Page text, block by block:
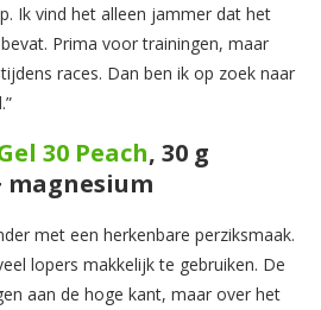
Ik vind het alleen jammer dat het
Prima voor trainingen, maar
races. Dan ben ik op zoek naar
30 Peach, 30 g
met een herkenbare perziksmaak.
lopers makkelijk te gebruiken. De
aan de hoge kant, maar over het